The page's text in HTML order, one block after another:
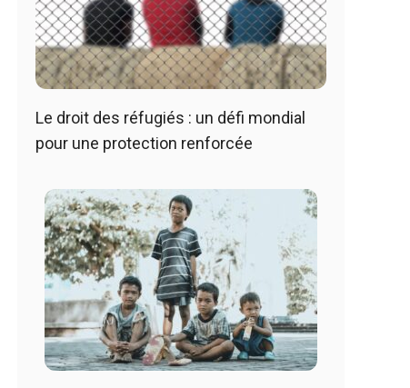
Le droit des réfugiés : un défi mondial
pour une protection renforcée